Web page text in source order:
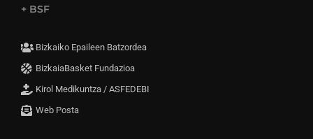
+ BSF
Bizkaiko Epaileen Batzordea
BizkaiaBasket Fundazioa
Kirol Medikuntza / ASFEDEBI
Web Posta